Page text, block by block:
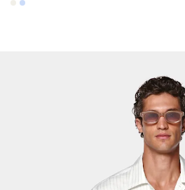
#F1EFE8
#CCDCF9